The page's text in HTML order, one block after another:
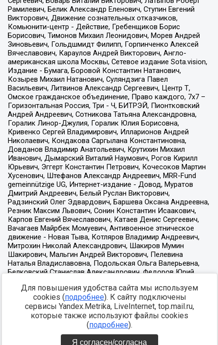
Для повышения удобства сайта мы используем
cookies (подробнее). К сайту подключены
сервисы Yandex.Metrika, LiveInternet, top.mail.ru,
которые также используют файлы cookies
(подробнее).
Я согласен/согласна